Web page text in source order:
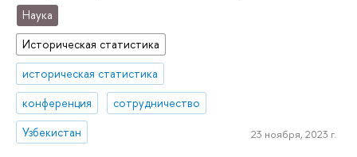
Наука
Историческая статистика
историческая статистика
конференция
сотрудничество
Узбекистан
23 ноября, 2023 г.